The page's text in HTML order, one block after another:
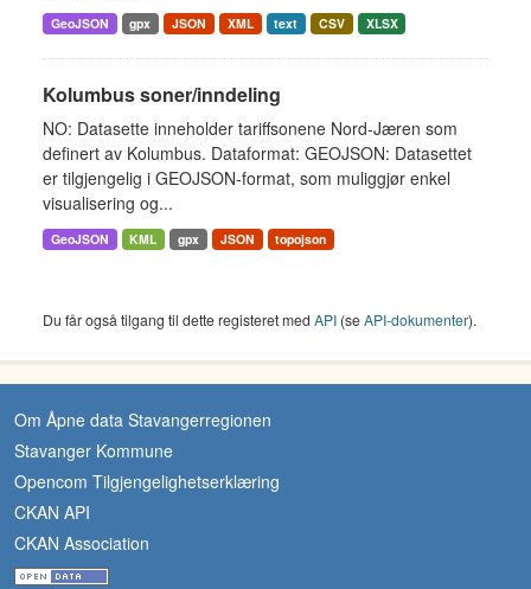
GeoJSON gpx JSON XML text CSV XLSX
Kolumbus soner/inndeling
NO: Datasette inneholder tariffsonene Nord-Jæren som
definert av Kolumbus. Dataformat: GEOJSON: Datasettet
er tilgjengelig i GEOJSON-format, som muliggjør enkel
visualisering og...
GeoJSON KML gpx JSON topojson
Du får også tilgang til dette registeret med API (seAPI-dokumenter).
Om Åpne data Stavangerregionen
Stavanger Kommune
Opencom Tilgjengelighetserklæring
CKAN API
CKAN Association